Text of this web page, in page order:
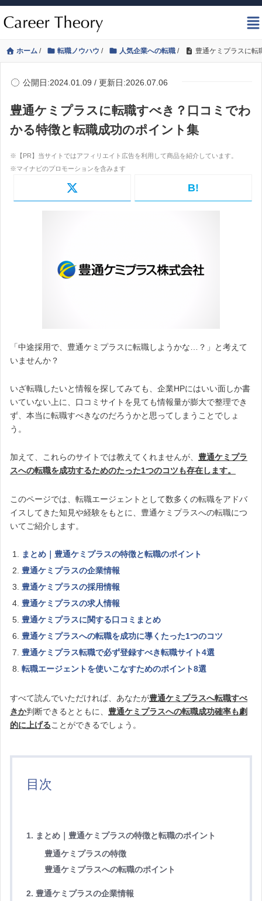
ホーム / 転職ノウハウ / 人気企業への転職 / 豊通ケミプラスに転
公開日:2024.01.09 / 更新日:2026.07.06
豊通ケミプラスに転職すべき？口コミでわ
かる特徴と転職成功のポイント集
B!
「中途採用で、豊通ケミプラスに転職しようかな…？」と考えて
いませんか？
いざ転職したいと情報を探してみても、企業HPにはいい面しか書
いていない上に、口コミサイトを見ても情報量が膨大で整理でき
ず、本当に転職すべきなのだろうかと思ってしまうことでしょ
う。
加えて、これらのサイトでは教えてくれませんが、 豊通ケミプラ
スへの転職を成功するためのたった1つのコツも存在します。
このページでは、転職エージェントとして数多くの転職をアドバ
イスしてきた知見や経験をもとに、豊通ケミプラスへの転職につ
いてご紹介します。
まとめ｜豊通ケミプラスの特徴と転職のポイント
豊通ケミプラスの企業情報
豊通ケミプラスの採用情報
豊通ケミプラスの求人情報
豊通ケミプラスに関する口コミまとめ
豊通ケミプラスへの転職を成功に導くたった1つのコツ
豊通ケミプラス転職で必ず登録すべき転職サイト4選
転職エージェントを使いこなすためのポイント8選
すべて読んでいただければ、あなたが豊通ケミプラスへ転職すべ
きか判断できるとともに、 豊通ケミプラスへの転職成功確率も劇
的に上げることができるでしょう。
目次
1. まとめ｜豊通ケミプラスの特徴と転職のポイント
豊通ケミプラスの特徴
豊通ケミプラスへの転職のポイント
2. 豊通ケミプラスの企業情報